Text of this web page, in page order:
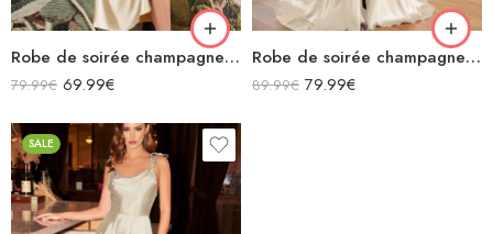
Robe de soirée champagne en satin col bénitier mi longue fendue à bretelles sans manches
79.99€ 69.99€
Robe de soirée champagne en satin décolleté carré longue fendue sirène
89.99€ 79.99€
SALE